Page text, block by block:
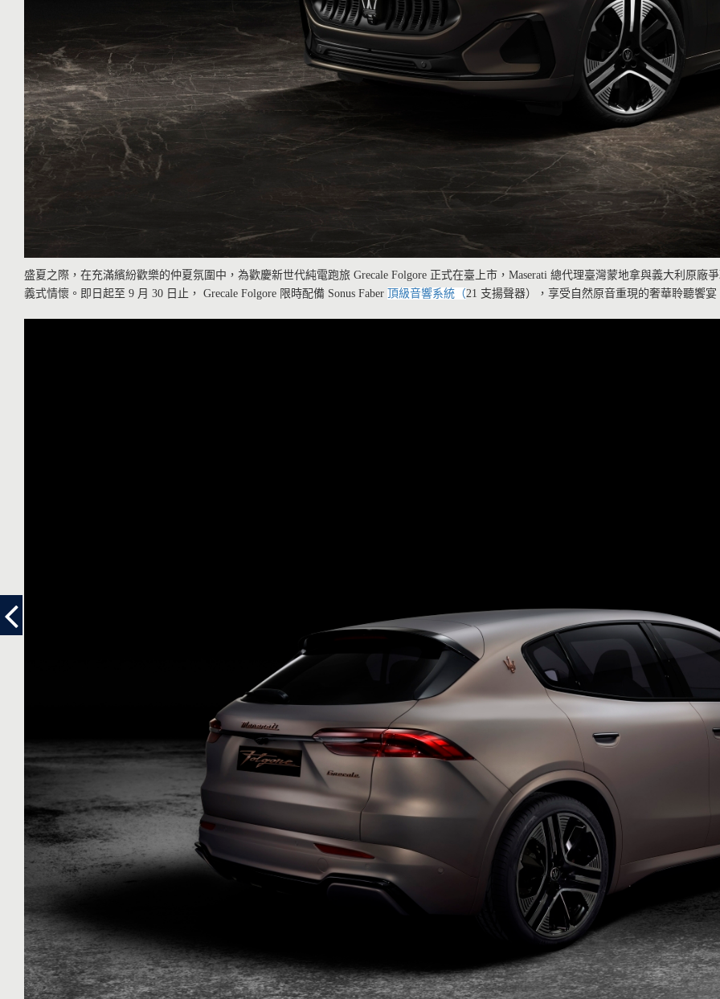
盛夏之際，在充滿繽紛歡樂的仲夏氛圍中，為歡慶新世代純電跑旅 Grecale Folgore 正式在臺上市，Maserati 總代理臺灣蒙地拿與義大利原
義式情懷。即日起至 9 月 30 日止， Grecale Folgore 限時配備 Sonus Faber
頂級音響系統（21 支揚聲器），享受自然原音重現的奢華聆聽饗